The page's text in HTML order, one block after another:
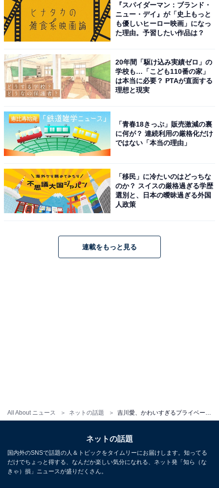
All About ニュース ネットの話題
『スパイダーマン：ブランド・
ニュー・デイ』が「史上もっと
も優しいヒーロー映画」になっ
た理由。予習したい作品は？
20年間「駆け込み実績ゼロ」の
学校も…「こども110番の家」
は本当に必要？ PTAが直面する
理想と現実
「青春18きっぷ」販売激減の裏
に何が？ 連続利用の厳格化だけ
ではない「本当の理由」
「移民」に冷たいのはどっちな
のか？ スイスの厳格過ぎる学歴
選別と、日本の曖昧過ぎる外国
人政策
連載をもっと見る
ネットの話題
国内外のSNSで話題の人＆トピックをタイムリーにお届けします。知ってる
だけでちょっと得する、なんだか楽しい気分になれる、ネット発「知ら（な
きゃ）損」ニュースが盛りだくさん。